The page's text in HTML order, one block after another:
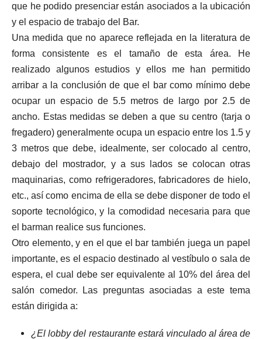
que he podido presenciar están asociados a la ubicación
y el espacio de trabajo del Bar.
Una medida que no aparece reflejada en la literatura de
forma consistente es el tamaño de esta área. He
realizado algunos estudios y ellos me han permitido
arribar a la conclusión de que el bar como mínimo debe
ocupar un espacio de 5.5 metros de largo por 2.5 de
ancho. Estas medidas se deben a que su centro (tarja o
fregadero) generalmente ocupa un espacio entre los 1.5 y
3 metros que debe, idealmente, ser colocado al centro,
debajo del mostrador, y a sus lados se colocan otras
maquinarias, como refrigeradores, fabricadores de hielo,
etc., así como encima de ella se debe disponer de todo el
soporte tecnológico, y la comodidad necesaria para que
el barman realice sus funciones.
Otro elemento, y en el que el bar también juega un papel
importante, es el espacio destinado al vestíbulo o sala de
espera, el cual debe ser equivalente al 10% del área del
salón comedor. Las preguntas asociadas a este tema
están dirigida a:
¿El lobby del restaurante estará vinculado al área de